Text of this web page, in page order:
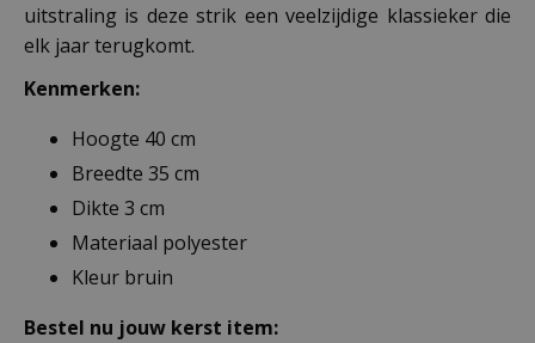
uitstraling is deze strik een veelzijdige klassieker die
elk jaar terugkomt.
Kenmerken:
Hoogte 40 cm
Breedte 35 cm
Dikte 3 cm
Materiaal polyester
Kleur bruin
Bestel nu jouw kerst item: